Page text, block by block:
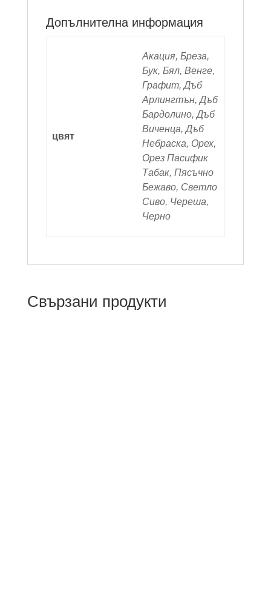
Допълнителна информация
цвят
Акация, Бреза,
Бук, Бял, Венге,
Графит, Дъб
Арлингтън, Дъб
Бардолино, Дъб
Виченца, Дъб
Небраска, Орех,
Орез Пасифик
Табак, Пясъчно
Бежаво, Светло
Сиво, Череша,
Черно
Свързани продукти